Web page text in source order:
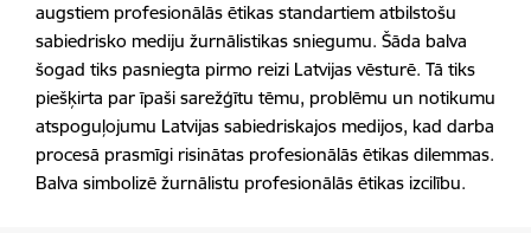
augstiem profesionālās ētikas standartiem atbilstošu
sabiedrisko mediju žurnālistikas sniegumu. Šāda balva
šogad tiks pasniegta pirmo reizi Latvijas vēsturē. Tā tiks
piešķirta par īpaši sarežģītu tēmu, problēmu un notikumu
atspoguļojumu Latvijas sabiedriskajos medijos, kad darba
procesā prasmīgi risinātas profesionālās ētikas dilemmas.
Balva simbolizē žurnālistu profesionālās ētikas izcilību.